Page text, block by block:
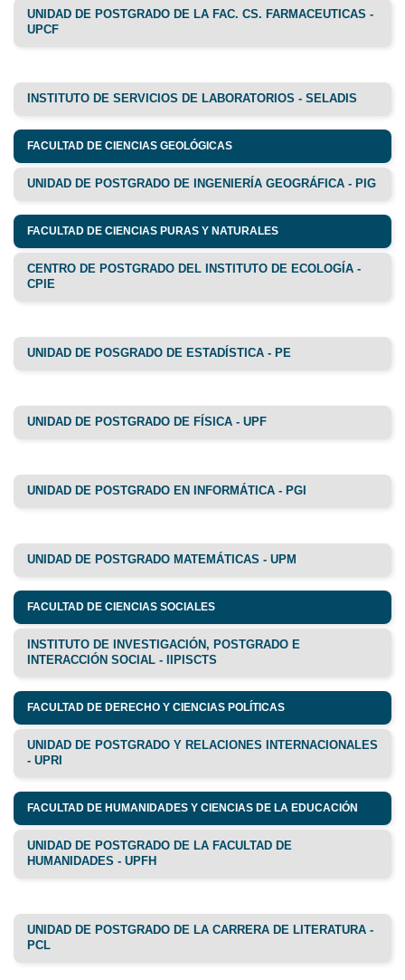
UNIDAD DE POSTGRADO DE LA FAC. CS. FARMACEUTICAS -
UPCF
INSTITUTO DE SERVICIOS DE LABORATORIOS - SELADIS
FACULTAD DE CIENCIAS GEOLÓGICAS
UNIDAD DE POSTGRADO DE INGENIERÍA GEOGRÁFICA - PIG
FACULTAD DE CIENCIAS PURAS Y NATURALES
CENTRO DE POSTGRADO DEL INSTITUTO DE ECOLOGÍA -
CPIE
UNIDAD DE POSGRADO DE ESTADÍSTICA - PE
UNIDAD DE POSTGRADO DE FÍSICA - UPF
UNIDAD DE POSTGRADO EN INFORMÁTICA - PGI
UNIDAD DE POSTGRADO MATEMÁTICAS - UPM
FACULTAD DE CIENCIAS SOCIALES
INSTITUTO DE INVESTIGACIÓN, POSTGRADO E
INTERACCIÓN SOCIAL - IIPISCTS
FACULTAD DE DERECHO Y CIENCIAS POLÍTICAS
UNIDAD DE POSTGRADO Y RELACIONES INTERNACIONALES
- UPRI
FACULTAD DE HUMANIDADES Y CIENCIAS DE LA EDUCACIÓN
UNIDAD DE POSTGRADO DE LA FACULTAD DE
HUMANIDADES - UPFH
UNIDAD DE POSTGRADO DE LA CARRERA DE LITERATURA -
PCL